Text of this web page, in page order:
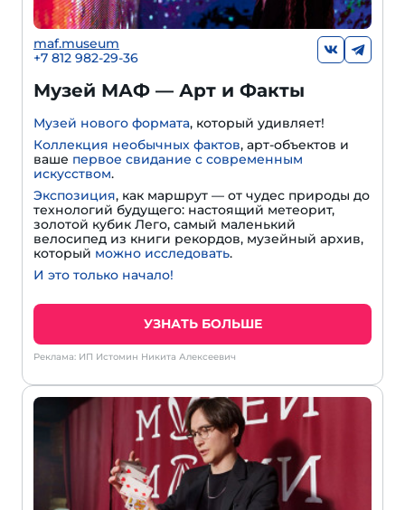
maf.museum
+7 812 982-29-36
Музей МАФ — Арт и Факты
Музей нового формата, который удивляет!
Коллекция необычных фактов, арт-объектов и
ваше первое свидание с современным
искусством.
Экспозиция, как маршрут — от чудес природы до
технологий будущего: настоящий метеорит,
золотой кубик Лего, самый маленький
велосипед из книги рекордов, музейный архив,
который можно исследовать.
И это только начало!
УЗНАТЬ БОЛЬШЕ
Реклама: ИП Истомин Никита Алексеевич